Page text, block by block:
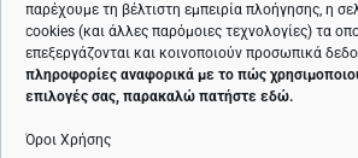
παρέχουμε τη βέλτιστη εμπειρία πλοήγησης, η
cookies (και άλλες παρόμοιες τεχνολογίες) τα
επεξεργάζονται και κοινοποιούν προσωπικά
πληροφορίες αναφορικά με το πώς
επιλογές σας, παρακαλώ πατήστε εδώ.
Όροι Χρήσης
Όροι χρήσης
Πολιτική cookies